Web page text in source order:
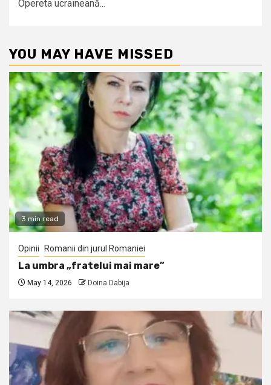
Opereta ucraineană...
YOU MAY HAVE MISSED
3 min read
Opinii Romanii din jurul Romaniei
La umbra „fratelui mai mare”
May 14, 2026 Doina Dabija